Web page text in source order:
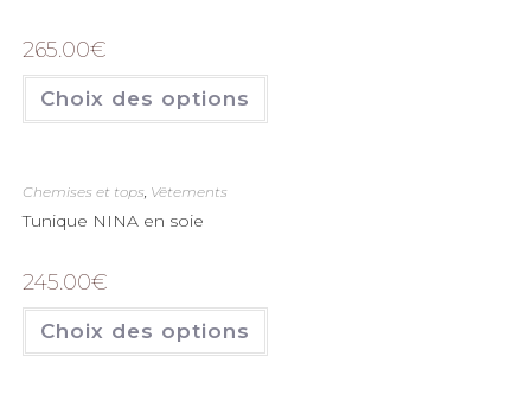
265.00€
Choix des options
Chemises et tops, Vêtements
Tunique NINA en soie
245.00€
Choix des options